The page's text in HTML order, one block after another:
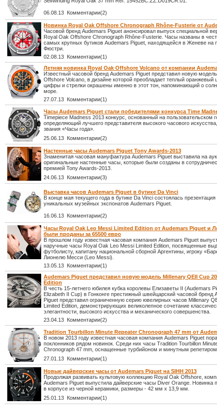
06.08.13 Комментарии(2)
Новинка Royal Oak Offshore Chronograph Rhône-Fusterie от
Часовой бренд Audemars Piguet анонсировал выпуск специальной
Royal Oak Offshore Chronograph Rhône-Fusterie. Часы названы в
самых крупных бутиков Audemars Piguet, находящейся в Женеве на
Фюстри.
02.08.13 Комментарии(1)
Летняя новинка Royal Oak Offshore Volcano от компании
Известный часовой бренд Audemars Piguet представил новую
Offshore Volcano, в дизайне которой преобладает теплый оранжевый
цифры и стрелки окрашены именно в этот тон, напоминающий о
море.
27.07.13 Комментарии(1)
Часы Audemars Piguet стали победителями конкурса Time
Timepiece Madness 2013 конкурс, основанный на пользовательском
определяющий лучшего представителя высокого часового
звания «Часы года».
25.06.13 Комментарии(2)
Настенные часы Audemars Piguet Tony Awards-2013
Знаменитая часовая мануфактура Audemars Piguet выставила на
оригинальные настенные часы, которые были созданы в
премией Tony Awards-2013.
24.06.13 Комментарии(3)
Выставка часов Аudemars Piguet в бутике Da Vinci
В конце мая текущего года в бутике Da Vinci состоялась презентация
уникальных музейных экспонатов Audemars Piguet.
16.06.13 Комментарии(2)
Часы Royal Oak Leo Messi Limited Edition от Audemars Piguet и
были проданы за 65500 евро
В прошлом году известная часовая компания Audemars Piguet
наручные часы Royal Oak Leo Messi Limited Edition, посвященные
футболисту, капитану национальной сборной Аргентины, игроку
Лионелю Месси (Leo Messi).
13.05.13 Комментарии(1)
Audemars Piguet представил новую модель Millenary QEII Cup
Edition
В честь 15-летнего юбилея кубка королевы Елизаветы II (Audemars
Elizabeth II Cup) в Гонконге престижный швейцарский часовой бренд
Piguet представил ограниченную серию ювелирных часов Millenary
Limited Edition, демонстрирующих великолепное сочетание
элегантности, высокого искусства и механического совершенства.
23.04.13 Комментарии(2)
Tradition Tourbillon Minute Repeater Chronograph 47 mm от
В новом 2013 году известная часовая компания Audemars Piguet
поклонников рядом новинок. Среди них часы Tradition Tourbillon
Chronograph 47 mm, оснащенные турбийоном и минутным
27.01.13 Комментарии(1)
Новые дайверские часы от Audemars Piguet на SIHH 2013
Продолжая развивать культовую коллекцию Royal Oak Offshore,
Audemars Piguet выпустила дайверские часы Diver Orange. Новинка
в корпусе из черной керамики, размеры - 42 мм x 13,9 мм.
25.01.13 Комментарии(1)